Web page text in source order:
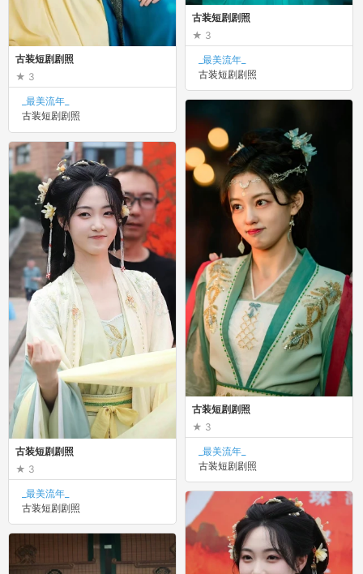
古装短剧剧照
3
_最美流年_
古装短剧剧照
古装短剧剧照
3
_最美流年_
古装短剧剧照
古装短剧剧照
3
_最美流年_
古装短剧剧照
古装短剧剧照
3
_最美流年_
古装短剧剧照